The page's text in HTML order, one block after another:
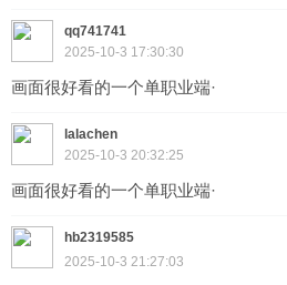
qq741741
2025-10-3 17:30:30
画面很好看的一个单职业端·
lalachen
2025-10-3 20:32:25
画面很好看的一个单职业端·
hb2319585
2025-10-3 21:27:03